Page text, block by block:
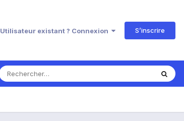
Utilisateur existant ? Connexion S’inscrire